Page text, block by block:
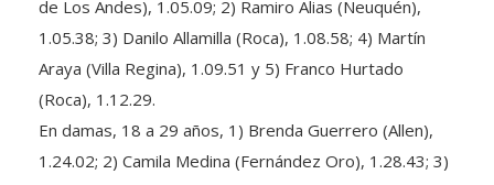
1.05.38; 3) Danilo Allamilla (Roca), 1.08.58; 4) Martín
Araya (Villa Regina), 1.09.51 y 5) Franco Hurtado
(Roca), 1.12.29.
En damas, 18 a 29 años, 1) Brenda Guerrero (Allen),
1.24.02; 2) Camila Medina (Fernández Oro), 1.28.43; 3)
Karen Esmain (Rawson), 1.37.12; 4) Rocío Garrido